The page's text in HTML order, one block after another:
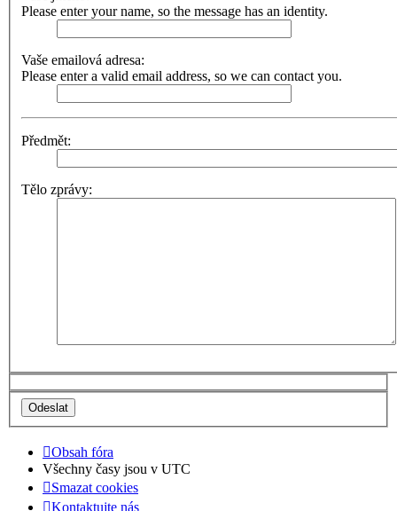
Please enter your name, so the message has an identity.
Vaše emailová adresa:
Please enter a valid email address, so we can contact you.
Předmět:
Tělo zprávy:
Obsah fóra
Všechny časy jsou v UTC
Smazat cookies
Kontaktujte nás